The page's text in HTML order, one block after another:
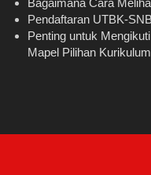
Bagaimana Cara
Pendaftaran UTBK-
Penting untuk
Mapel Pilihan